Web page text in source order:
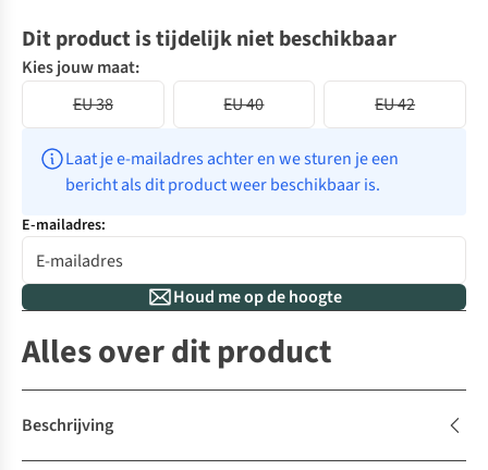
Dit product is tijdelijk niet beschikbaar
Kies jouw maat:
EU 38
EU 40 EU 42
Laat je e-mailadres achter en we sturen je een
bericht als dit product weer beschikbaar is.
E-mailadres:
Houd me op de hoogte
Alles over dit product
Beschrijving